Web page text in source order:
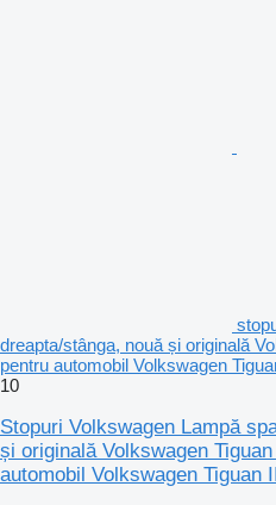
dreapta/stânga, nouă și originală
pentru automobil Volkswagen
10
Stopuri Volkswagen Lampă
și originală Volkswagen
automobil Volkswagen Tiguan